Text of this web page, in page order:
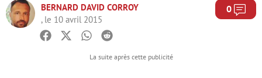
BERNARD DAVID CORROY
, le 10 avril 2015
0
Facebook
TwitterWhatsapp
Reddit